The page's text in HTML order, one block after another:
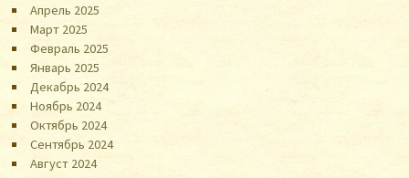
Апрель 2025
Март 2025
Февраль 2025
Январь 2025
Декабрь 2024
Ноябрь 2024
Октябрь 2024
Сентябрь 2024
Август 2024